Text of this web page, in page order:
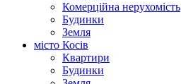
Комерційна нерухомість
Будинки
Земля
місто Косів
Квартири
Будинки